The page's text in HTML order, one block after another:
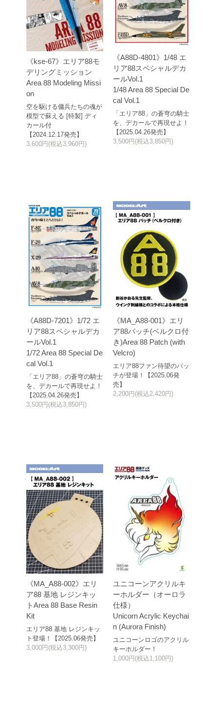
《kse-67》エリア88モ
デリングミッション
Area 88 Modeling Missi
on
空を駆ける傭兵たちの魂が
模型で蘇える [特製] ディ
カール付
【2024.12.17発売】
3,600円(税込3,960円)
《A88D-4801》1/48 エ
リア88スペシャルデカ
ールVol.1
1/48 Area 88 Special De
cal Vol.1
「エリア88」の蒼穹の騎士
を、デカールで再現せよ！
【2025.04.26発売】
3,500円(税込3,850円)
《A88D-7201》1/72 エ
リア88スペシャルデカ
ールVol.1
1/72 Area 88 Special De
cal Vol.1
「エリア88」の蒼穹の騎士
を、デカールで再現せよ！
【2025.04.26発売】
3,500円(税込3,850円)
《MA_A88-001》エリ
ア88パッチ(ベルクロ付
き)Area 88 Patch (with
Velcro)
エリア88ファン待望のパッ
チが登場！【2025.06発
売】
2,200円(税込2,420円)
《MA_A88-002》エリ
ア88 基地 レジンキッ
トArea 88 Base Resin
Kit
エリア88 基地 レジンキッ
ト登場！【2025.06発売】
3,000円(税込3,300円)
ユニコーンアクリルキ
ーホルダー（オーロラ
仕様）
Unicorn Acrylic Keychai
n (Aurora Finish)
ユニコーンロゴのアクリル
キーホルダー！
1,000円(税込1,100円)